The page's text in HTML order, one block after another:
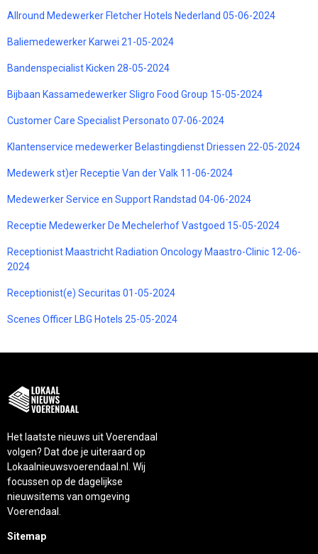
Allround Medewerker Fletcher Hotels Nederland 05-06-2024
Baliemedewerker Karwei 21-05-2024
Bandenspecialist Kicken 28-05-2024
Bijbaan Kassamedewerker Sligro Food Group 15-05-2024
Customer Care Specialist Personato 07-06-2024
Klantenservice medewerker Belastingdienst Driessen 22-05-2024
Medewerk st)er Receptie Van der Valk 11-06-2024
Medewerker Service en Support Randstad 04-06-2024
Receptie Medewerker De Mechelerhof Vastgoed 15-05-2024
Receptionist Maastricht Radiation Oncology Maastro-Clinic 12-06-
2024
Receptionist(e) Securitas 01-05-2024
Scenes Officer LBG Hotels 25-05-2024
Het laatste nieuws uit Voerendaal
volgen? Dat doe je uiteraard op
Lokaalnieuwsvoerendaal.nl. Wij
focussen op de dagelijkse
nieuwsitems van omgeving
Voerendaal.
Sitemap